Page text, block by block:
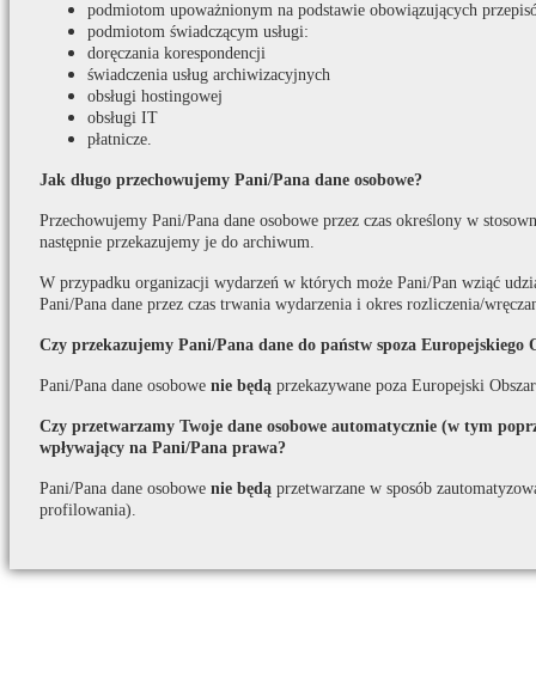
podmiotom upoważnionym na podstawie obowiązujących
podmiotom świadczącym usługi:
doręczania korespondencji
świadczenia usług archiwizacyjnych
obsługi hostingowej
obsługi IT
płatnicze.
Jak długo przechowujemy Pani/Pana dane osobowe?
Przechowujemy Pani/Pana dane osobowe przez czas określony w
następnie przekazujemy je do archiwum.
W przypadku organizacji wydarzeń w których może Pani/Pan wziąć
Pani/Pana dane przez czas trwania wydarzenia i okres rozliczenia/
Czy przekazujemy Pani/Pana dane do państw spoza Europejskiego
Pani/Pana dane osobowe nie będą przekazywane poza Europejski
Czy przetwarzamy Twoje dane osobowe automatycznie (w tym
wpływający na Pani/Pana prawa?
Pani/Pana dane osobowe nie będą przetwarzane w sposób
profilowania).